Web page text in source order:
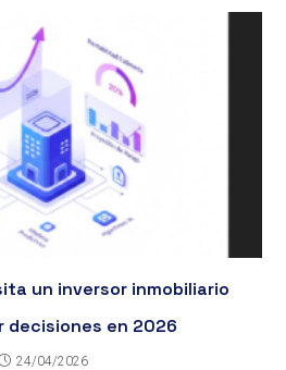
un inversor inmobiliario
decisiones en 2026
24/04/2026